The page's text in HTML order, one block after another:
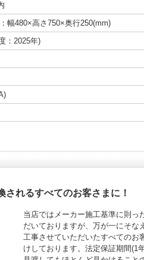
幅480×高さ750×奥行250(mm)
：2025年)
れるすべてのお客さまに！
当店ではメーカー施工基準に則っ
だいておりますが、万が一にそな
工事させていただいたすべてのお
けしております。法定保証期間(1